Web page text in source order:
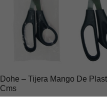
Dohe – Tijera Mango De
Cms